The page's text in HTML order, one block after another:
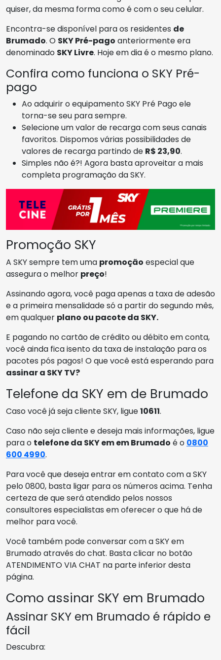
quiser, da mesma forma como é com o seu celular.
Encontra-se disponível para os residentes de
Brumado. O SKY Pré-pago anteriormente era
denominado SKY Livre. Hoje em dia é o mesmo plano.
Confira como funciona o SKY Pré-
pago
Ao adquirir o equipamento SKY Pré Pago ele
torna-se seu para sempre.
Selecione um valor de recarga com seus canais
favoritos. Dispomos várias possibilidades de
valores de recarga partindo de R$ 23,90.
Simples não é?! Agora basta aproveitar a mais
completa programação da SKY.
Promoção SKY
A SKY sempre tem uma promoção especial que
assegura o melhor preço!
Assinando agora, você paga apenas a taxa de adesão
e a primeira mensalidade só a partir do segundo mês,
em qualquer plano ou pacote da SKY.
E pagando no cartão de crédito ou débito em conta,
você ainda fica isento da taxa de instalação para os
pacotes pós pagos! O que você está esperando para
assinar a SKY TV?
Telefone da SKY em de Brumado
Caso você já seja cliente SKY, ligue10611.
Caso não seja cliente e deseja mais informações, ligue
para o telefone da SKY em em Brumado é o 0800
600 4990.
Para você que deseja entrar em contato com a SKY
pelo 0800, basta ligar para os números acima. Tenha
certeza de que será atendido pelos nossos
consultores especialistas em oferecer o que há de
melhor para você.
Você também pode conversar com a SKY em
Brumado através do chat. Basta clicar no botão
ATENDIMENTO VIA CHAT na parte inferior desta
página.
Como assinar SKY em Brumado
Assinar SKY em Brumado é rápido e
fácil
Descubra: